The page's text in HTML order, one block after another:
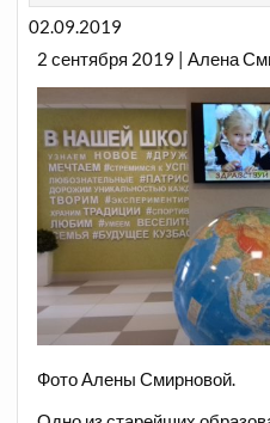
02.09.2019
2 сентября 2019 | Алена
Фото Алены Смирновой.